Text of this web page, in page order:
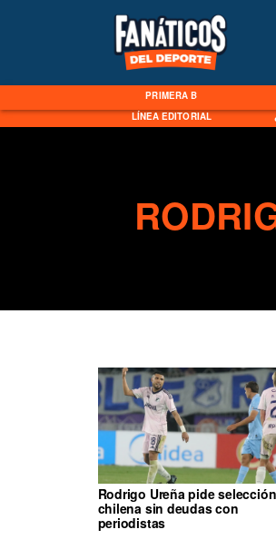
PRIMERA B
LÍNEA EDITORIAL
Rodrigo Ureña pide selección
chilena sin deudas con
periodistas